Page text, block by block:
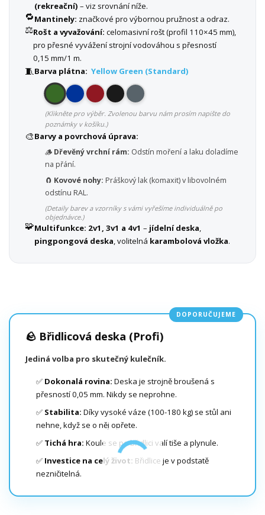
(rekreační) – viz srovnání níže.
🔁Mantinely: značkové pro výbornou pružnost a odraz.
⚖️Rošt a vyvažování: celomasivní rošt (profil 110×45 mm),
pro přesné vyvážení strojní vodováhou s přesností
0,15 mm/1 m.
🧵Barva plátna: Yellow Green (Standard)
(Klikněte pro výběr. Zvolenou barvu nám prosím napište do
poznámky v košíku.)
🎨Barvy a povrchová úprava:
🪵 Dřevěný vrchní rám: Odstín moření a laku doladíme
na přání.
🧲 Kovové nohy: Práškový lak (komaxit) v libovolném
odstínu RAL.
(Detaily barev a vzorníky s vámi vyřešíme individuálně po
objednávce.)
🧩Multifunkce: 2v1, 3v1 a 4v1 – jídelní deska,
pingpongová deska, volitelná karambolová vložka.
DOPORUČUJEME
🪨 Břidlicová deska (Profi)
Jediná volba pro skutečný kulečník.
✅ Dokonalá rovina: Deska je strojně broušená s
přesností 0,05 mm. Nikdy se neprohne.
✅ Stabilita: Díky vysoké váze (100-180 kg) se stůl ani
nehne, když se o něj opřete.
✅ Tichá hra: Koule se po břidlici valí tiše a plynule.
✅ Investice na celý život: Břidlice je v podstatě
nezničitelná.